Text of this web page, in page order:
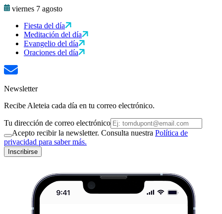
viernes 7 agosto
Fiesta del día
Meditación del día
Evangelio del día
Oraciones del día
Newsletter
Recibe Aleteia cada día en tu correo electrónico.
Tu dirección de correo electrónico
Acepto recibir la newsletter. Consulta nuestra Política de
privacidad para saber más.
Inscribirse